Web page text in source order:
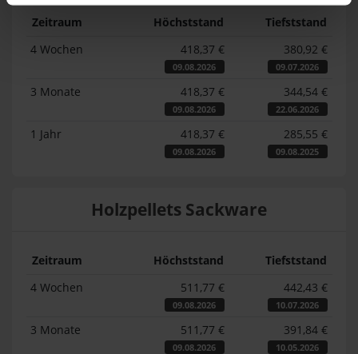
Zeitraum Höchststand
Tiefststand
4 Wochen
418,37 €
09.08.2026
380,92 €
09.07.2026
3 Monate 418,37 €
09.08.2026
344,54 €
22.06.2026
1 Jahr 418,37 €
09.08.2026
285,55 €
09.08.2025
Holzpellets Sackware
Zeitraum Höchststand
Tiefststand
4 Wochen
511,77 €
09.08.2026
442,43 €
10.07.2026
3 Monate 511,77 €
09.08.2026
391,84 €
10.05.2026